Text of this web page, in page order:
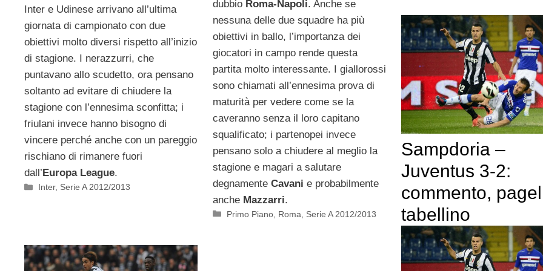
dubbio Roma-Napoli. Anche se
nessuna delle due squadre ha più
obiettivi in ballo, l’importanza dei
giocatori in campo rende questa
partita molto interessante. I giallorossi
sono chiamati all’ennesima prova di
maturità per vedere come se la
caveranno senza il loro capitano
squalificato; i partenopei invece
pensano solo a chiudere al meglio la
stagione e magari a salutare
degnamente Cavani e probabilmente
anche Mazzarri.
Categorie
Primo Piano Roma Serie A 2012/2013
Inter e Udinese arrivano all’ultima
giornata di campionato con due
obiettivi molto diversi rispetto all’inizio
di stagione. I nerazzurri, che
puntavano allo scudetto, ora pensano
soltanto ad evitare di chiudere la
stagione con l’ennesima sconfitta; i
friulani invece hanno bisogno di
vincere perché anche con un pareggio
rischiano di rimanere fuori
dall’ Europa League.
Categorie
Inter, Serie A 2012/2013
Sampdoria –
Juventus 3-2:
commento,
tabellino